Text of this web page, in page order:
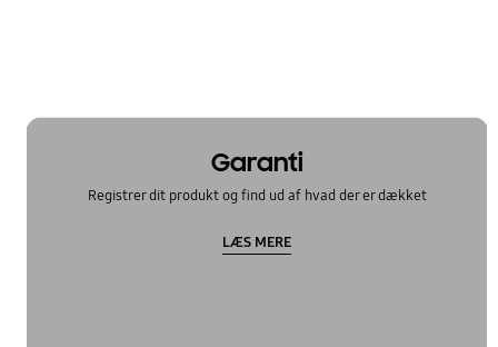
Garanti
Registrer dit produkt og find ud af hvad der er dækket
LÆS MERE